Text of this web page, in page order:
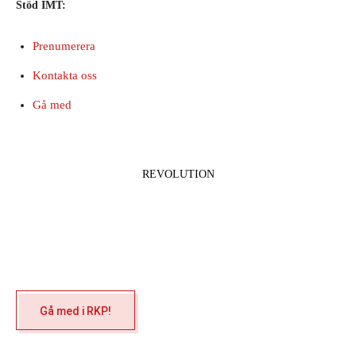
Stöd IMT:
Prenumerera
Kontakta oss
Gå med
REVOLUTION
Gå med i RKP!